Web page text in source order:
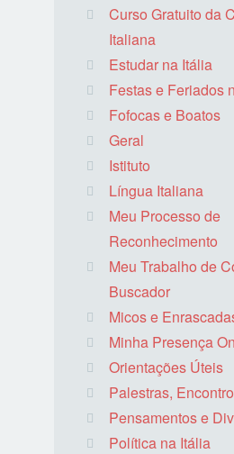
Curso Gratuito da
Italiana
Estudar na Itália
Festas e Feriados
Fofocas e Boatos
Geral
Istituto
Língua Italiana
Meu Processo de
Reconhecimento
Meu Trabalho de
Buscador
Micos e
Minha Presença
Orientações Úteis
Palestras,
Pensamentos e
Política na Itália